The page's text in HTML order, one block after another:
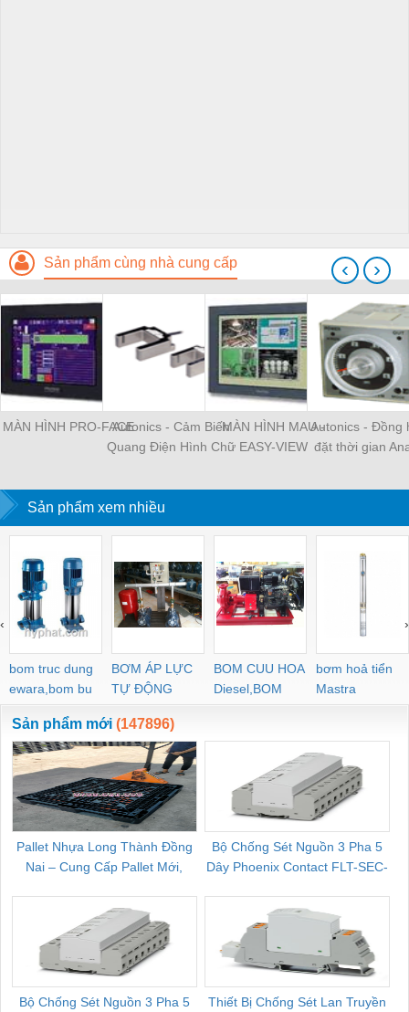
Sản phẩm cùng nhà cung cấp
MÀN HÌNH PRO-FACEAutonics - Cảm Biến
Quang Điện Hình Chữ
MÀN HÌNH MAU -
EASY-VIEW
Autonics - Đồng
đặt thời gian
‹ ›
Sản phẩm xem nhiều
bom truc dung
ewara,bom bu
ewara
BƠM ÁP LỰC
TỰ ĐỘNG
BOM CUU HOA
Diesel,BOM
CHUA CHAY
bơm hoả tiển
Mastra
‹ ›
Sản phẩm mới (147896)
Pallet Nhựa Long Thành Đồng
Nai – Cung Cấp Pallet Mới,
Bộ Chống Sét Nguồn 3 Pha 5
Dây Phoenix Contact FLT-SEC-
Bộ Chống Sét Nguồn 3 Pha 5
Thiết Bị Chống Sét Lan Truyền